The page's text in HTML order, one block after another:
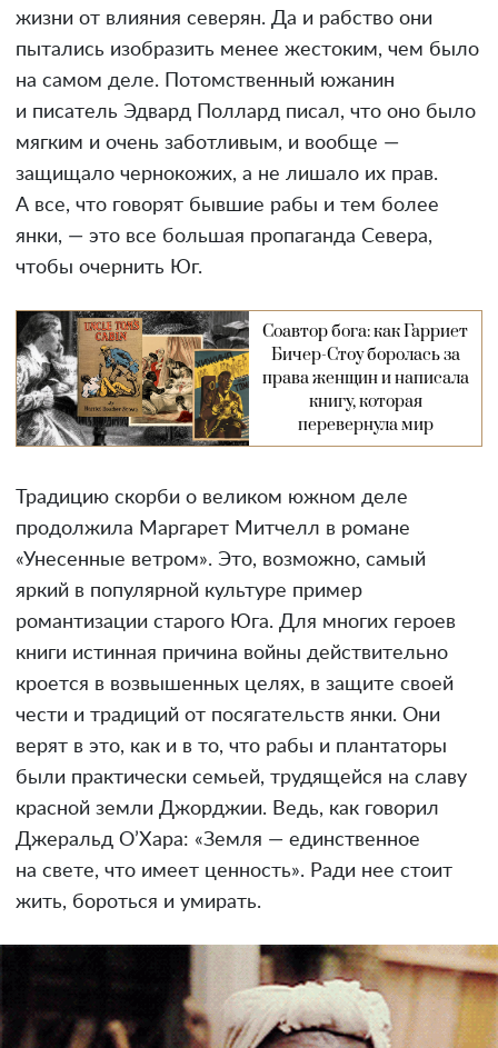
жизни от влияния северян. Да и рабство они
пытались изобразить менее жестоким, чем было
на самом деле. Потомственный южанин
и писатель Эдвард Поллард писал, что оно было
мягким и очень заботливым, и вообще —
защищало чернокожих, а не лишало их прав.
А все, что говорят бывшие рабы и тем более
янки, — это все большая пропаганда Севера,
чтобы очернить Юг.
Соавтор бога: как Гарриет
Бичер-Стоу боролась за
права женщин и написала
книгу, которая
перевернула мир
Традицию скорби о великом южном деле
продолжила Маргарет Митчелл в романе
«Унесенные ветром». Это, возможно, самый
яркий в популярной культуре пример
романтизации старого Юга. Для многих героев
книги истинная причина войны действительно
кроется в возвышенных целях, в защите своей
чести и традиций от посягательств янки. Они
верят в это, как и в то, что рабы и плантаторы
были практически семьей, трудящейся на славу
красной земли Джорджии. Ведь, как говорил
Джеральд О’Хара: «Земля — единственное
на свете, что имеет ценность». Ради нее стоит
жить, бороться и умирать.